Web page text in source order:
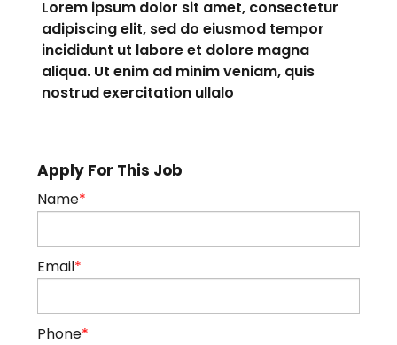
Lorem ipsum dolor sit amet, consectetur
adipiscing elit, sed do eiusmod tempor
incididunt ut labore et dolore magna
aliqua. Ut enim ad minim veniam, quis
nostrud exercitation ullalo
Apply For This Job
Name*
Email*
Phone*